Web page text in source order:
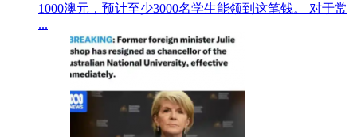
1000澳元，预计至少3000名学生能领到这笔钱。 对于常
...